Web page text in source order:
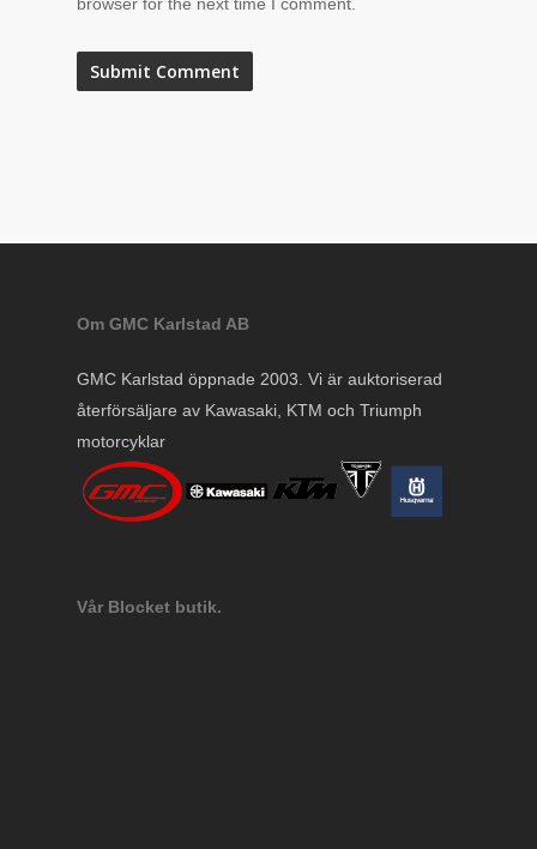
browser for the next time I comment.
Om GMC Karlstad AB
GMC Karlstad öppnade 2003. Vi är auktoriserad
återförsäljare av Kawasaki, KTM och Triumph
motorcyklar
Vår Blocket butik.